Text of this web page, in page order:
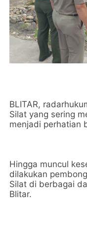
BLITAR,
Silat yang sering
menjadi perhatian
Hingga muncul
dilakukan
Silat di berbagai
Blitar.